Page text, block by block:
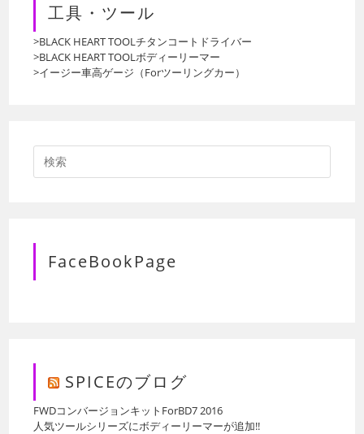
工具・ツール
>BLACK HEART TOOLチタンコートドライバー
>BLACK HEART TOOLボディーリーマー
>イージー車高ゲージ（Forツーリングカー）
FaceBookPage
SPICEのブログ
FWDコンバージョンキットForBD7 2016
人気ツールシリーズにボディーリーマーが追加!!